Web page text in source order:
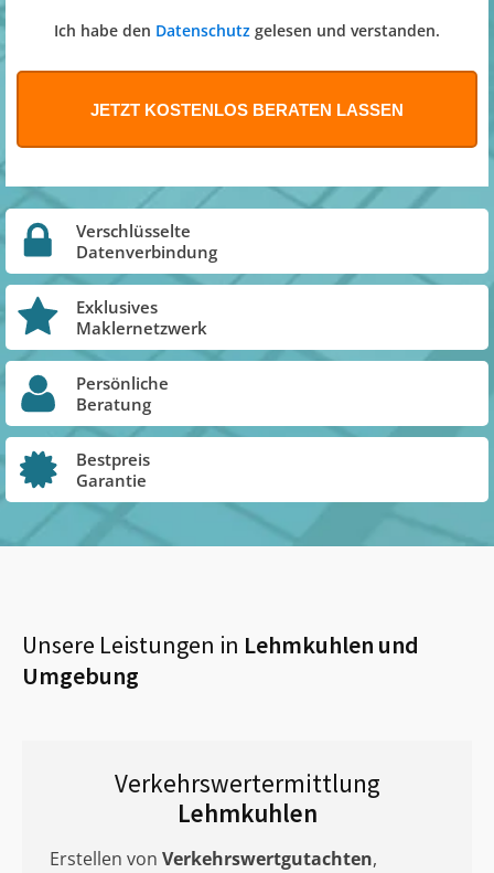
Ich habe den Datenschutz gelesen und verstanden.
Verschlüsselte
Datenverbindung
Exklusives
Maklernetzwerk
Persönliche
Beratung
Bestpreis
Garantie
Unsere Leistungen in Lehmkuhlen und
Umgebung
Verkehrswertermittlung
Lehmkuhlen
Erstellen von Verkehrswertgutachten,